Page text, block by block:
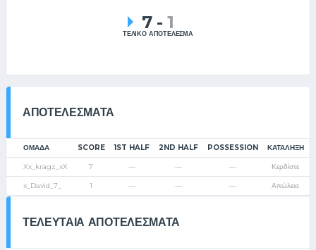
7 - 1
ΤΕΛΙΚΟ ΑΠΟΤΕΛΕΣΜΑ
ΑΠΟΤΕΛΈΣΜΑΤΑ
ΟΜΑΔΑ SCORE 1ST HALF 2ND HALF POSSESSION ΚΑΤΆΛΗΞΗ
Xx_kragz_xX 7 — — — Κερδίστε
x_David_7_ 1 — — — Απώλεια
ΤΕΛΕΥΤΑΙΑ ΑΠΟΤΕΛΕΣΜΑΤΑ